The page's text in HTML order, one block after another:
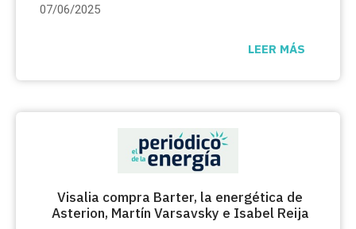
07/06/2025
LEER MÁS
Visalia compra Barter, la energética de
Asterion, Martín Varsavsky e Isabel Reija